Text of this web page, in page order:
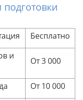
Бесплатно
и
От 3 000
От 10 000